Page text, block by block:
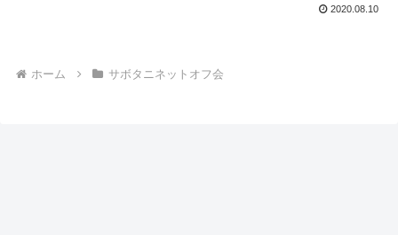
2020.08.10
ホーム サボタニネットオフ会